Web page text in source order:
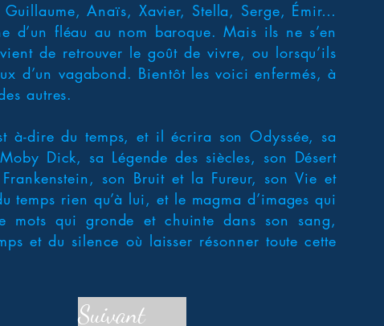
Anaïs, Xavier, Stella, Serge, Émir…
d’un fléau au nom baroque. Mais ils ne s’en
de retrouver le goût de vivre, ou lorsqu’ils
d’un vagabond. Bientôt les voici enfermés, à
autres.
à-dire du temps, et il écrira son Odyssée, sa
Dick, sa Légende des siècles, son Désert
son Bruit et la Fureur, son Vie et
rien qu’à lui, et le magma d’images qui
qui gronde et chuinte dans son sang,
et du silence où laisser résonner toute cette
Suivant